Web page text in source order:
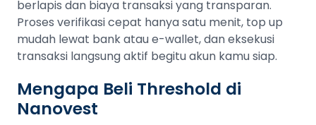
berlapis dan biaya transaksi yang transparan.
Proses verifikasi cepat hanya satu menit, top up
mudah lewat bank atau e-wallet, dan eksekusi
transaksi langsung aktif begitu akun kamu siap.
Mengapa Beli Threshold di
Nanovest